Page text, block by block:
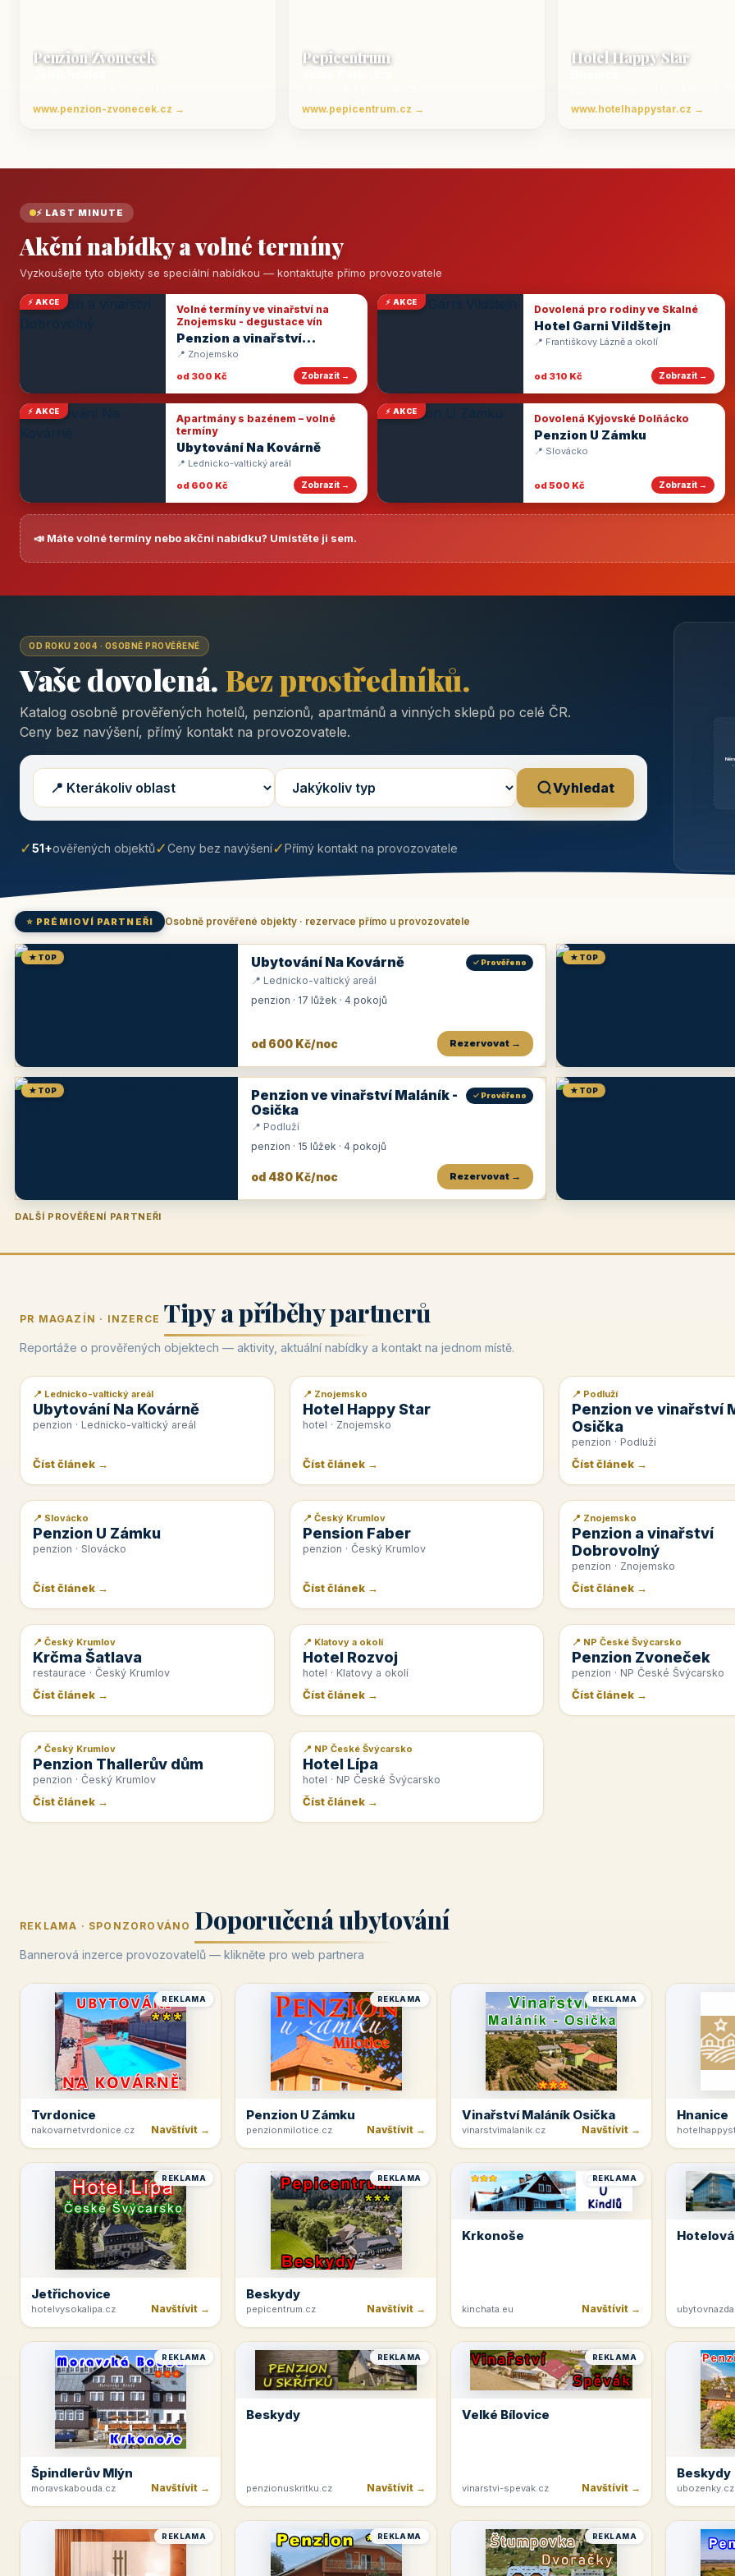
Penzion Zvoneček
www.penzion-zvonecek.cz →
Pepicentrum
www.pepicentrum.cz →
Hotel Happy Star
www.hotelhappystar.cz →
⚡ LAST MINUTE
Akční nabídky a volné termíny
Vyzkoušejte tyto objekty se speciální nabídkou — kontaktujte přímo provozovatele
⚡ AKCE
Volné termíny ve vinařství na
Znojemsku - degustace vín
Penzion a vinařství
Dobrovolný
📍 Znojemsko
od 300 Kč
Zobrazit →
⚡ AKCE
Dovolená pro rodiny ve Skalné
Hotel Garni Vildštejn
📍 Františkovy Lázně a okolí
od 310 Kč Zobrazit →
⚡ AKCE
Apartmány s bazénem – volné
termíny
Ubytování Na Kovárně
📍 Lednicko-valtický areál
od 600 Kč
Zobrazit →
⚡ AKCE
Dovolená Kyjovské Dolňácko
Penzion U Zámku
📍 Slovácko
od 500 Kč Zobrazit →
📣 Máte volné termíny nebo akční nabídku? Umístěte ji sem.
OD ROKU 2004 · OSOBNĚ PROVĚŘENÉ
Vaše dovolená. Bez prostředníků.
Katalog osobně prověřených hotelů, penzionů, apartmánů a vinných sklepů po celé ČR.
Ceny bez navýšení, přímý kontakt na provozovatele.
Vyhledat
✓51+ověřených objektů✓Ceny bez navýšení✓Přímý kontakt na provozovatele
⭐ PRÉMIOVÍ PARTNEŘI Osobně prověřené objekty · rezervace přímo u provozovatele
★ TOP Ubytování Na Kovárně ✓ Prověřeno
📍 Lednicko-valtický areál
penzion · 17 lůžek · 4 pokojů
od 600 Kč/noc Rezervovat →
★ TOP
★ TOP
Penzion ve vinařství Maláník -
Osička
✓ Prověřeno
📍 Podluží
penzion · 15 lůžek · 4 pokojů
od 480 Kč/noc Rezervovat →
★ TOP
DALŠÍ PROVĚŘENÍ PARTNEŘI
Penzion U Zámku Pension Faber
PR MAGAZÍN · INZERCE Tipy a příběhy partnerů
Reportáže o prověřených objektech — aktivity, aktuální nabídky a kontakt na jednom místě.
📰 PR článek
📍 Lednicko-valtický areál
Ubytování Na Kovárně
penzion · Lednicko-valtický areál
Číst článek →
📰 PR článek
📍 Znojemsko
Hotel Happy Star
hotel · Znojemsko
Číst článek →
📰 PR článek
📍 Podluží
Penzion ve vinařství
Osička
penzion · Podluží
Číst článek →
📰 PR článek
📍 Slovácko
Penzion U Zámku
penzion · Slovácko
Číst článek →
📰 PR článek
📍 Český Krumlov
Pension Faber
penzion · Český Krumlov
Číst článek →
📰 PR článek
📍 Znojemsko
Penzion a vinařství
Dobrovolný
penzion · Znojemsko
Číst článek →
📰 PR článek
📍 Český Krumlov
Krčma Šatlava
restaurace · Český Krumlov
Číst článek →
📰 PR článek
📍 Klatovy a okolí
Hotel Rozvoj
hotel · Klatovy a okolí
Číst článek →
📰 PR článek
📍 NP České Švýcarsko
Penzion Zvoneček
penzion · NP České Švýcarsko
Číst článek →
📰 PR článek
📍 Český Krumlov
Penzion Thallerův dům
penzion · Český Krumlov
Číst článek →
📰 PR článek
📍 NP České Švýcarsko
Hotel Lípa
hotel · NP České Švýcarsko
Číst článek →
REKLAMA · SPONZOROVÁNO Doporučená ubytování
Bannerová inzerce provozovatelů — klikněte pro web partnera
REKLAMA
Tvrdonice
nakovarnetvrdonice.cz Navštívit →
REKLAMA
Penzion U Zámku
penzionmilotice.cz Navštívit →
REKLAMA
Vinařství Maláník Osička
vinarstvimalanik.cz Navštívit →
Hnanice
REKLAMA
Jetřichovice
hotelvysokalipa.cz Navštívit →
REKLAMA
Beskydy
pepicentrum.cz Navštívit →
REKLAMA
Krkonoše
kinchata.eu Navštívit →
REKLAMA
Špindlerův Mlýn
moravskabouda.cz Navštívit →
REKLAMA
Beskydy
penzionuskritku.cz Navštívit →
REKLAMA
Velké Bílovice
vinarstvi-spevak.cz Navštívit →
Beskydy
ubozenky.cz
REKLAMA REKLAMA REKLAMA